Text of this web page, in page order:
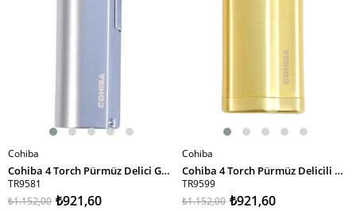
SEPETE EKLE
Cohiba
Cohiba 4 Torch Pürmüz Delici Gümüş Metal Puro Çakmağı
TR9581
₺921,60
₺1.152,00
SEPETE EKLE
Cohiba
Cohiba 4 Torch Pürmüz Delicili Gold Metal Puro Çakmağı
TR9599
₺921,60
₺1.152,00